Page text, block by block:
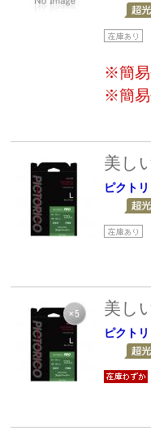
※簡易
※簡易
美し
ピクト
美し
ピクト